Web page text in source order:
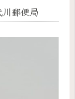
郵便局